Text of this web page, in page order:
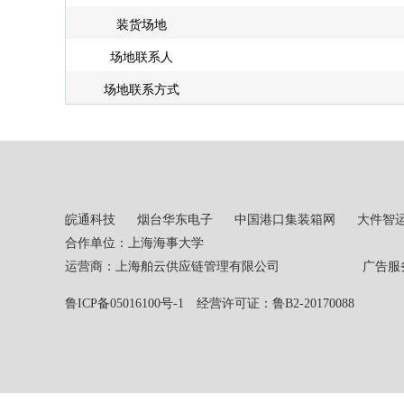
装货场地
场地联系人
场地联系方式
皖通科技 烟台华东电子 中国港口集装箱网
大件智
合作单位：上海海事大学
运营商：上海舶云供应链管理有限公司 广告服务热
鲁ICP备05016100号-1 经营许可证：鲁B2-20170088